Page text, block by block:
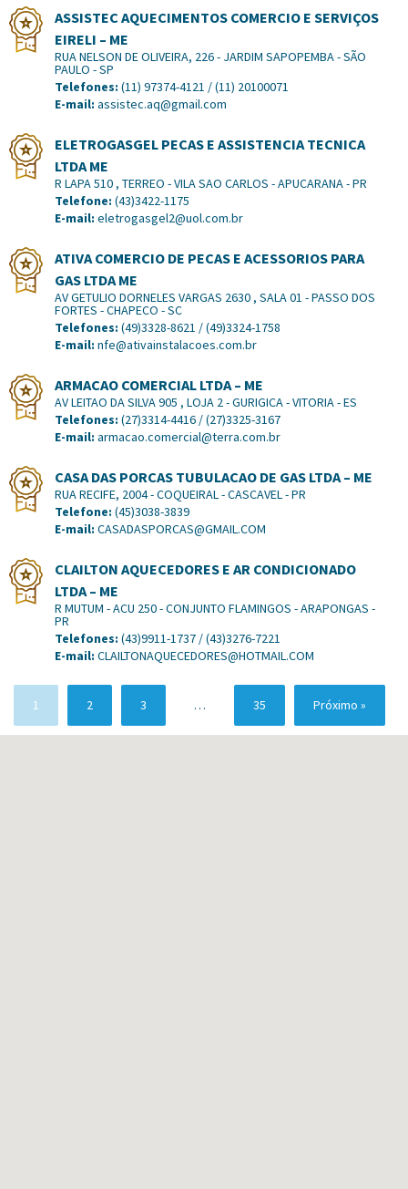
ASSISTEC AQUECIMENTOS COMERCIO E SERVIÇOS
EIRELI – ME
RUA NELSON DE OLIVEIRA, 226 - JARDIM SAPOPEMBA - SÃO
PAULO - SP
Telefones: (11) 97374-4121 / (11) 20100071
E-mail: assistec.aq@gmail.com
ELETROGASGEL PECAS E ASSISTENCIA TECNICA
LTDA ME
R LAPA 510 , TERREO - VILA SAO CARLOS - APUCARANA - PR
Telefone: (43)3422-1175
E-mail: eletrogasgel2@uol.com.br
ATIVA COMERCIO DE PECAS E ACESSORIOS PARA
GAS LTDA ME
AV GETULIO DORNELES VARGAS 2630 , SALA 01 - PASSO DOS
FORTES - CHAPECO - SC
Telefones: (49)3328-8621 / (49)3324-1758
E-mail: nfe@ativainstalacoes.com.br
ARMACAO COMERCIAL LTDA – ME
AV LEITAO DA SILVA 905 , LOJA 2 - GURIGICA - VITORIA - ES
Telefones: (27)3314-4416 / (27)3325-3167
E-mail: armacao.comercial@terra.com.br
CASA DAS PORCAS TUBULACAO DE GAS LTDA – ME
RUA RECIFE, 2004 - COQUEIRAL - CASCAVEL - PR
Telefone: (45)3038-3839
E-mail: CASADASPORCAS@GMAIL.COM
CLAILTON AQUECEDORES E AR CONDICIONADO
LTDA – ME
R MUTUM - ACU 250 - CONJUNTO FLAMINGOS - ARAPONGAS -
PR
Telefones: (43)9911-1737 / (43)3276-7221
E-mail: CLAILTONAQUECEDORES@HOTMAIL.COM
1 2 3 … 35 Próximo »